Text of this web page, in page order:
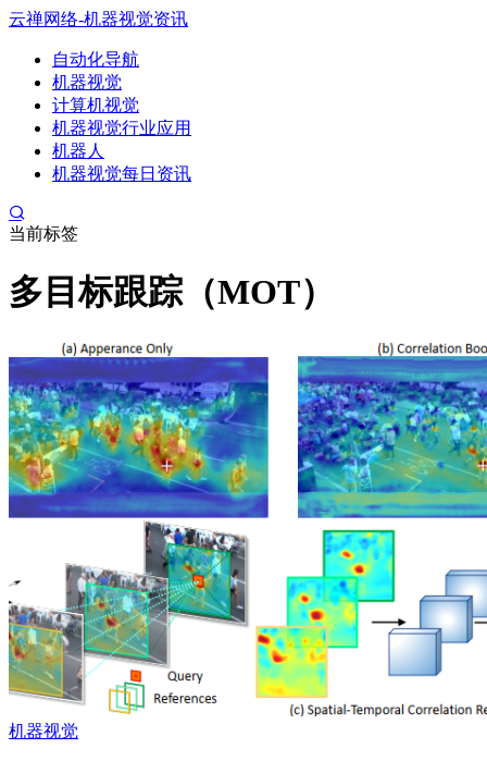
云禅网络-机器视觉资讯
自动化导航
机器视觉
计算机视觉
机器视觉行业应用
机器人
机器视觉每日资讯
当前标签
多目标跟踪（MOT）
机器视觉